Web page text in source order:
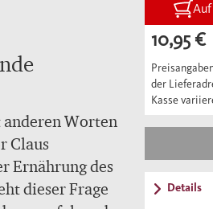
Worten
Claus
Ernährung des
dieser Frage
Auf
10,95 €
der
Kasse
Details